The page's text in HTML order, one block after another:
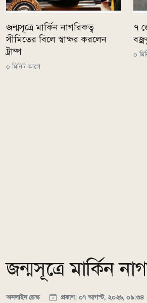
জন্মসূত্রে মার্কিন নাগরিকত্ব
সীমিতের বিলে স্বাক্ষর করলেন
ট্রাম্প
০ মিনিট আগে
৭
০
জন্মসূত্রে মার্কিন
অনলাইন ডেস্ক প্রকাশ: ০৭ আগস্ট, ২০২৬, ০৯:৩৪